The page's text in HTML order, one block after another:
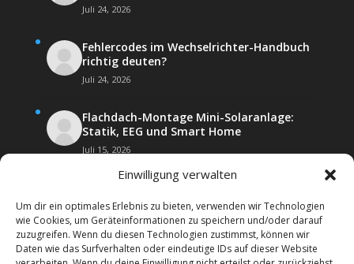
Einwilligung verwalten
Um dir ein optimales Erlebnis zu bieten, verwenden wir Technologien
wie Cookies, um Geräteinformationen zu speichern und/oder darauf
zuzugreifen. Wenn du diesen Technologien zustimmst, können wir
Daten wie das Surfverhalten oder eindeutige IDs auf dieser Website
Juli 24, 2026
Fehlercodes im Wechselrichter-Handbuch
richtig deuten?
Juli 24, 2026
Flachdach-Montage Mini-Solaranlage:
Statik, EEG und Smart Home
Juli 15, 2026
Kontakt Impressum